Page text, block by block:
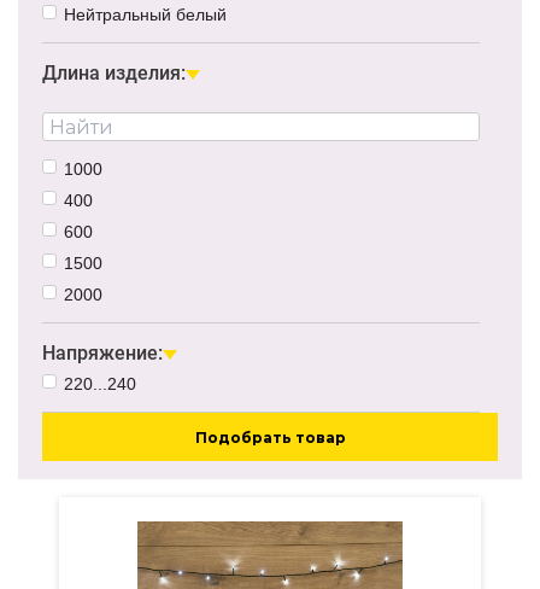
Нейтральный белый
Длина изделия:
1000
400
600
1500
2000
Напряжение:
220...240
Подобрать товар